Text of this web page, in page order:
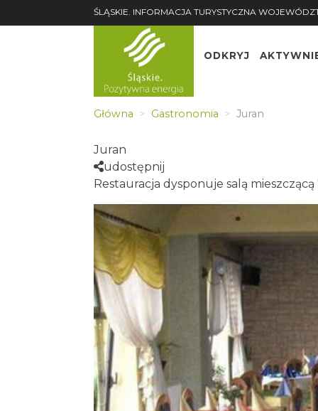
ŚLĄSKIE. INFORMACJA TURYSTYCZNA
ODKRYJ
Główna Gastronomia Juran
Juran
udostępnij
Restauracja dysponuje salą